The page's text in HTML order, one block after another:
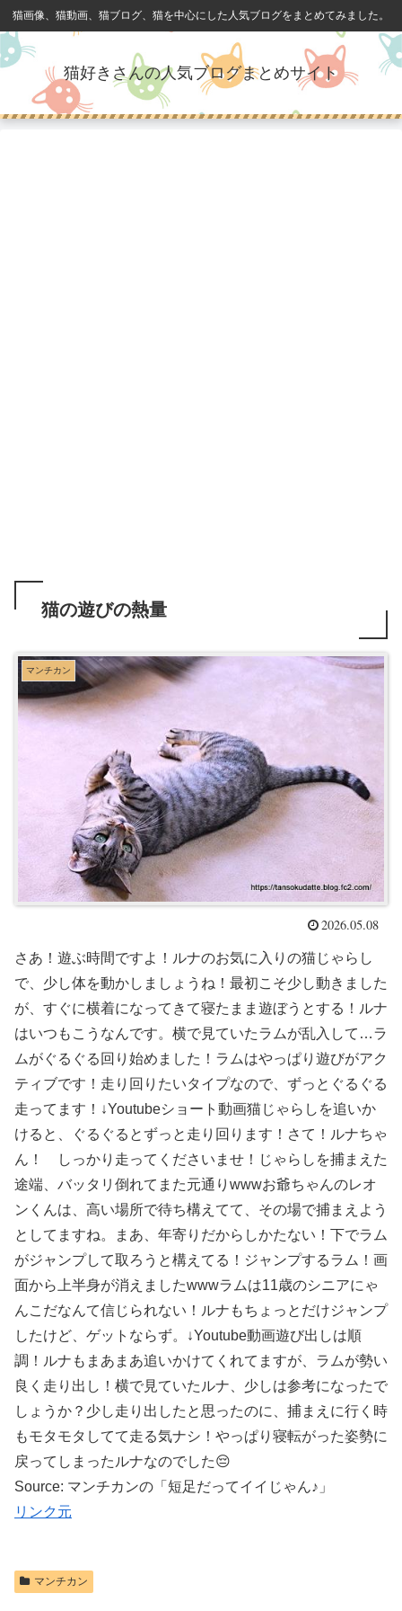
猫画像、猫動画、猫ブログ、猫を中心にした人気ブログをまとめてみました。
猫好きさんの人気ブログまとめサイト
猫の遊びの熱量
マンチカン
2026.05.08
さあ！遊ぶ時間ですよ！ルナのお気に入りの猫じゃらし
で、少し体を動かしましょうね！最初こそ少し動きました
が、すぐに横着になってきて寝たまま遊ぼうとする！ルナ
はいつもこうなんです。横で見ていたラムが乱入して…ラ
ムがぐるぐる回り始めました！ラムはやっぱり遊びがアク
ティブです！走り回りたいタイプなので、ずっとぐるぐる
走ってます！↓Youtubeショート動画猫じゃらしを追いか
けると、ぐるぐるとずっと走り回ります！さて！ルナちゃ
ん！ しっかり走ってくださいませ！じゃらしを捕まえた
途端、バッタリ倒れてまた元通りwwwお爺ちゃんのレオ
ンくんは、高い場所で待ち構えてて、その場で捕まえよう
としてますね。まあ、年寄りだからしかたない！下でラム
がジャンプして取ろうと構えてる！ジャンプするラム！画
面から上半身が消えましたwwwラムは11歳のシニアにゃ
んこだなんて信じられない！ルナもちょっとだけジャンプ
したけど、ゲットならず。↓Youtube動画遊び出しは順
調！ルナもまあまあ追いかけてくれてますが、ラムが勢い
良く走り出し！横で見ていたルナ、少しは参考になったで
しょうか？少し走り出したと思ったのに、捕まえに行く時
もモタモタしてて走る気ナシ！やっぱり寝転がった姿勢に
戻ってしまったルナなのでした😔
Source: マンチカンの「短足だってイイじゃん♪」
リンク元
マンチカン